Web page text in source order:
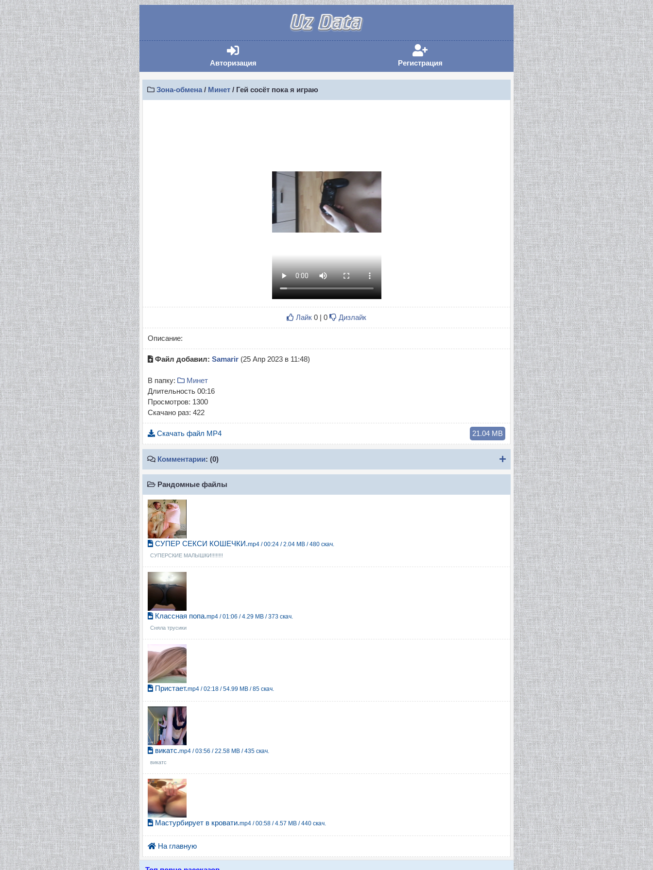
Авторизация
Авторизация
Регистрация
Регистрация
Зона-обмена / Минет / Гей сосëт пока я играю
Лайк 0 | 0 Дизлайк
Описание:
Файл добавил: Samarir (25 Апр 2023 в 11:48)
В папку:
Минет
Длительность 00:16
Просмотров: 1300
Скачано раз: 422
Скачать файл MP4 21.04 MB
Комментарии: (0) Показать комментарии
Рандомные файлы
СУПЕР СЕКСИ КОШЕЧКИ.mp4 / 00:24 / 2.04 MB / 480 скач.
СУПЕРСКИЕ МАЛЫШКИ!!!!!!!!
Классная попа.mp4 / 01:06 / 4.29 MB / 373 скач.
Сняла трусики
Пристает.mp4 / 02:18 / 54.99 MB / 85 скач.
викатс.mp4 / 03:56 / 22.58 MB / 435 скач.
викатс
Мастурбирует в кровати.mp4 / 00:58 / 4.57 MB / 440 скач.
На главную